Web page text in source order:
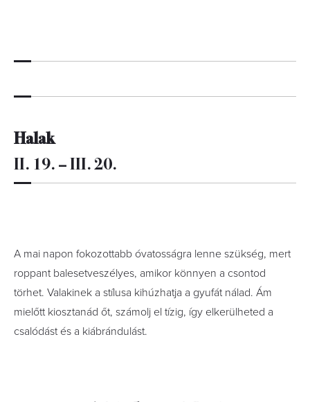
Halak
II. 19. – III. 20.
A mai napon fokozottabb óvatosságra lenne szükség, mert
roppant balesetveszélyes, amikor könnyen a csontod
törhet. Valakinek a stílusa kihúzhatja a gyufát nálad. Ám
mielőtt kiosztanád őt, számolj el tízig, így elkerülheted a
csalódást és a kiábrándulást.